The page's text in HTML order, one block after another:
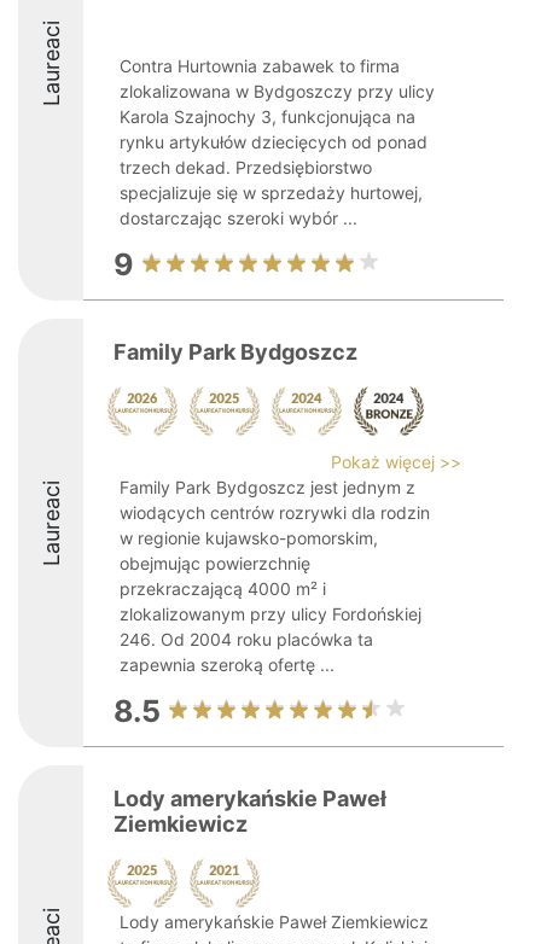
Laureaci
Contra Hurtownia zabawek to firma
zlokalizowana w Bydgoszczy przy ulicy
Karola Szajnochy 3, funkcjonująca na
rynku artykułów dziecięcych od ponad
trzech dekad. Przedsiębiorstwo
specjalizuje się w sprzedaży hurtowej,
dostarczając szeroki wybór ...
9
Laureaci
Family Park Bydgoszcz
Pokaż więcej >>
Family Park Bydgoszcz jest jednym z
wiodących centrów rozrywki dla rodzin
w regionie kujawsko-pomorskim,
obejmując powierzchnię
przekraczającą 4000 m² i
zlokalizowanym przy ulicy Fordońskiej
246. Od 2004 roku placówka ta
zapewnia szeroką ofertę ...
8.5
Lody amerykańskie Paweł
Ziemkiewicz
Lody amerykańskie Paweł Ziemkiewicz